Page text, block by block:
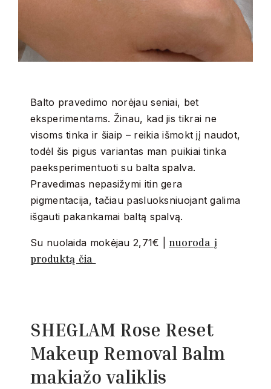
Balto pravedimo norėjau seniai, bet
eksperimentams. Žinau, kad jis tikrai ne
visoms tinka ir šiaip – reikia išmokt jį naudot,
todėl šis pigus variantas man puikiai tinka
paeksperimentuoti su balta spalva.
Pravedimas nepasižymi itin gera
pigmentacija, tačiau pasluoksniuojant galima
išgauti pakankamai baltą spalvą.
Su nuolaida mokėjau 2,71€ |nuoroda į
produktą čia
SHEGLAM Rose Reset
Makeup Removal Balm
makiažo valiklis